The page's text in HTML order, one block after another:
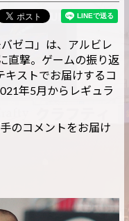
ゼコ」は、アルビレ
直撃。ゲームの振り返
キストでお届けするコ
年5月からレギュラ
のコメントをお届け